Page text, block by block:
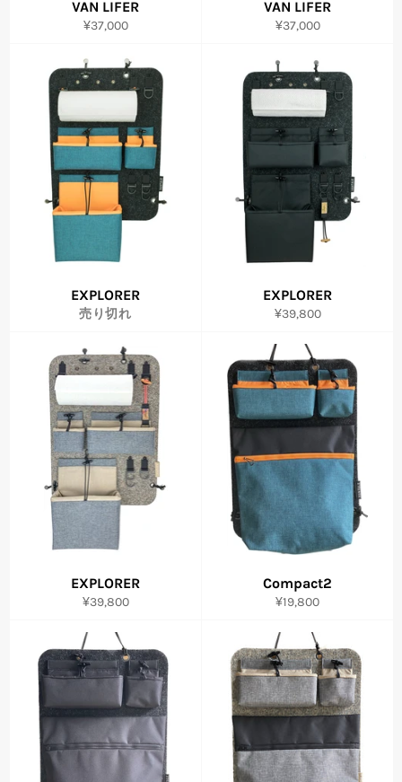
VAN LIFER
通
価
格
¥37,000
VAN LIFER
通
価
格
¥37,000
EXPLORER
売り切れ
EXPLORER
通
価
格
¥39,800
EXPLORER
通
価
格
¥39,800
Compact2
通
価
格
¥19,800